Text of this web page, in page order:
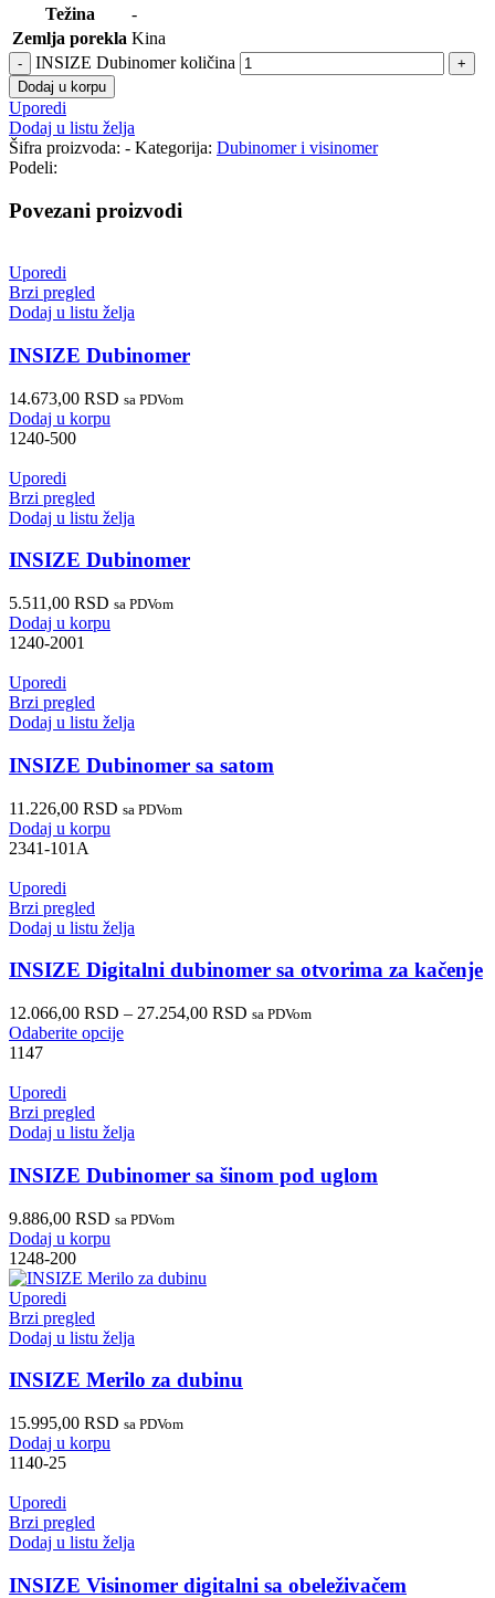
Težina
-
Zemlja porekla Kina
INSIZE Dubinomer količina
Dodaj u korpu
Uporedi
Dodaj u listu želja
Šifra proizvoda: - Kategorija: Dubinomer i visinomer
Podeli:
Povezani proizvodi
Uporedi
Brzi pregled
Dodaj u listu želja
INSIZE Dubinomer
14.673,00 RSD sa PDVom
Dodaj u korpu
1240-500
Uporedi
Brzi pregled
Dodaj u listu želja
INSIZE Dubinomer
5.511,00 RSD sa PDVom
Dodaj u korpu
1240-2001
Uporedi
Brzi pregled
Dodaj u listu želja
INSIZE Dubinomer sa satom
11.226,00 RSD sa PDVom
Dodaj u korpu
2341-101A
Uporedi
Brzi pregled
Dodaj u listu želja
INSIZE Digitalni dubinomer sa otvorima za kačenje
12.066,00 RSD – 27.254,00 RSD sa PDVom
Odaberite opcije
1147
Uporedi
Brzi pregled
Dodaj u listu želja
INSIZE Dubinomer sa šinom pod uglom
9.886,00 RSD sa PDVom
Dodaj u korpu
1248-200
Uporedi
Brzi pregled
Dodaj u listu želja
INSIZE Merilo za dubinu
15.995,00 RSD sa PDVom
Dodaj u korpu
1140-25
Uporedi
Brzi pregled
Dodaj u listu želja
INSIZE Visinomer digitalni sa obeleživačem